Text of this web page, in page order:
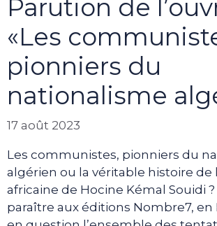
Parution de
«Les
pionniers du
nationalisme
17 août 2023
Les communistes, pionniers du
algérien ou la véritable histoire de
africaine de Hocine Kémal Souidi
paraître aux éditions Nombre7, en